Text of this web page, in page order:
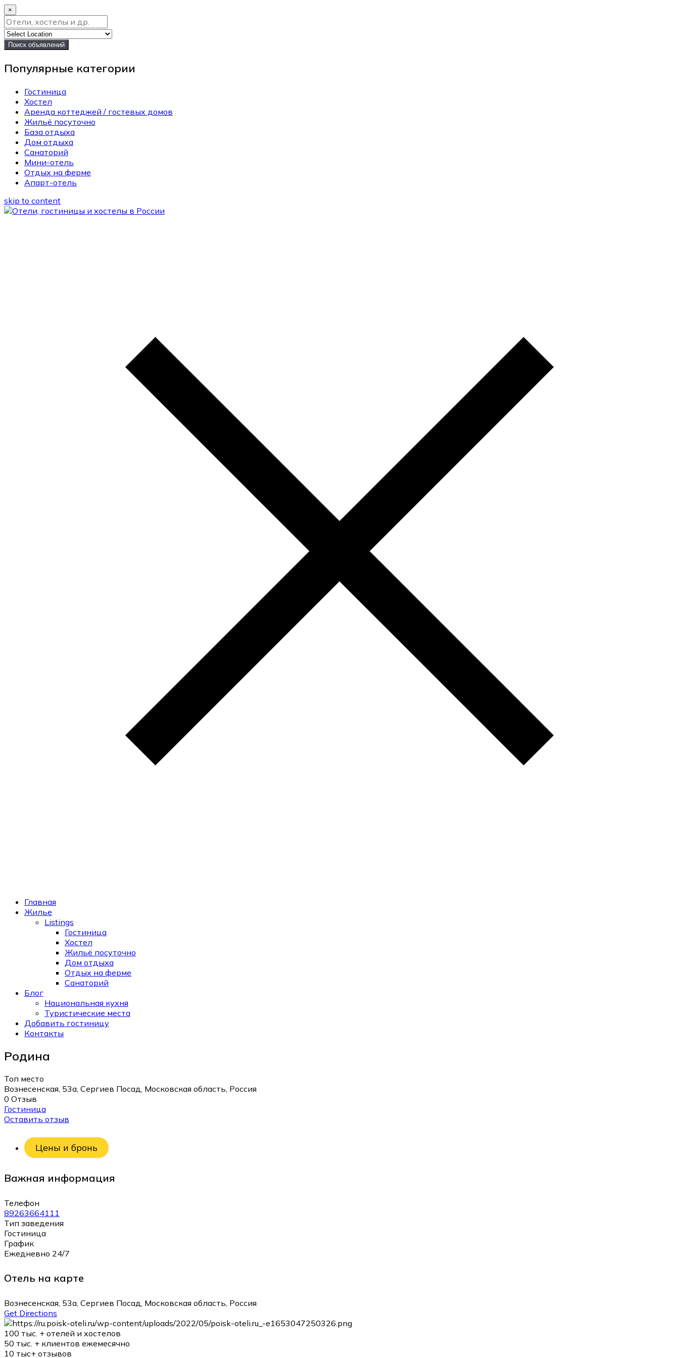
×
Поиск объявлений
Популярные категории
Гостиница
Хостел
Аренда коттеджей / гостевых домов
Жильё посуточно
База отдыха
Дом отдыха
Санаторий
Мини-отель
Отдых на ферме
Апарт-отель
skip to content
Главная
Жилье
Listings
Гостиница
Хостел
Жильё посуточно
Дом отдыха
Отдых на ферме
Санаторий
Блог
Национальная кухня
Туристические места
Добавить гостиницу
Контакты
Родина
Топ место
Вознесенская, 53а, Сергиев Посад, Московская область, Россия
0 Отзыв
Гостиница
Оставить отзыв
Цены и бронь
Важная информация
Телефон
89263664111
Тип заведения
Гостиница
График
Ежедневно 24/7
Отель на карте
Вознесенская, 53а, Сергиев Посад, Московская область, Россия
Get Directions
100 тыс. + отелей и хостелов
50 тыс. + клиентов ежемесячно
10 тыс+ отзывов